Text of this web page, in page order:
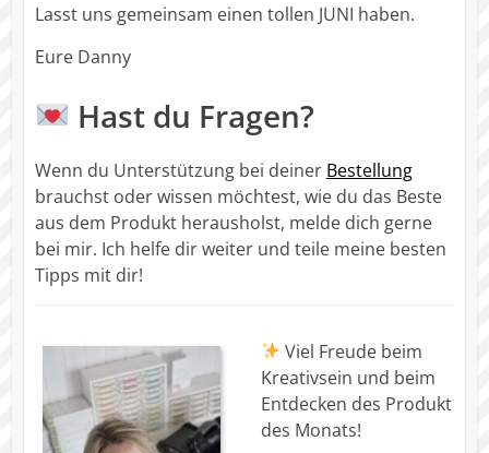
Lasst uns gemeinsam einen tollen JUNI haben.
Eure Danny
Hast du Fragen?
Wenn du Unterstützung bei deiner Bestellung
brauchst oder wissen möchtest, wie du das Beste
aus dem Produkt herausholst, melde dich gerne
bei mir. Ich helfe dir weiter und teile meine besten
Tipps mit dir!
Viel Freude beim
Kreativsein und beim
Entdecken des Produkt
des Monats!